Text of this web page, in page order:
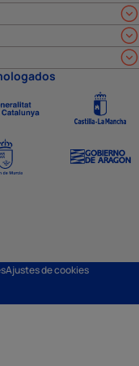
Ajustes de cookies